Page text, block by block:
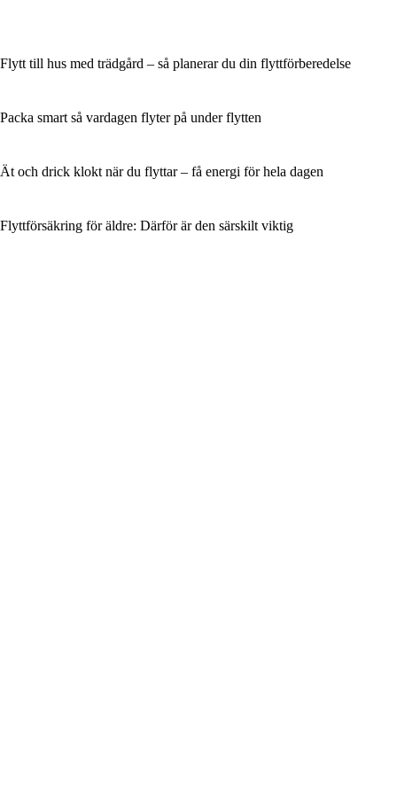
Flytt till hus med trädgård – så planerar du din flyttförberedelse
Packa smart så vardagen flyter på under flytten
Ät och drick klokt när du flyttar – få energi för hela dagen
Flyttförsäkring för äldre: Därför är den särskilt viktig